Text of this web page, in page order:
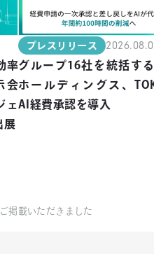
率
会
ェ
展
プレスリリース
グループ16社を統括す
ホールディングス、
AI経費承認を導入
掲載いただきました